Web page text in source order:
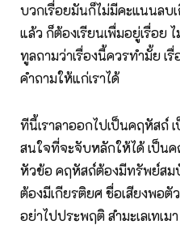
บวกเรื่อยมันก็ไม่มีคะแนนลบ
แล้ว ก็ต้องเรียนเพื่มอยู่เรื่อย
ทูลถามว่าเรื่องนี้ควรทำมั้ย เ
คำถามให้แก่เราได้
ทีนี้เราลาออกไปเป็นคฤหัสถ์
สนใจที่จะจับหลักให้ได้ เป็น
หัวข้อ คฤหัสถ์ต้องมีทรัพย์สม
ต้องมีเกียรติยศ ชื่อเสียงพอตั
อย่าไปประพฤติ สำมะเลเท